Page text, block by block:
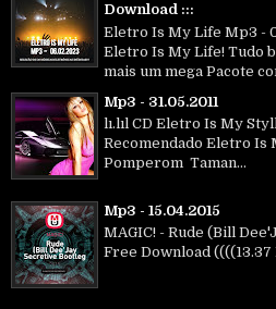
Download :::
Eletro Is My Life Mp3 -
Eletro Is My Life! Tudo
mais um mega Pacote
Mp3 - 31.05.2011
lı.lıl CD Eletro Is My
Recomendado Eletro Is
Pomperom Taman...
Mp3 - 15.04.2015
MAGIC! - Rude (Bill
Free Download ((((13.37